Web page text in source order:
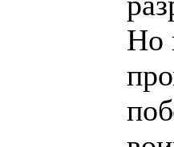
Но